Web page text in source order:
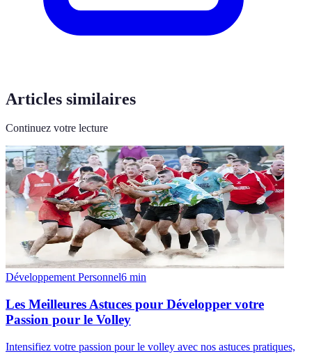
Articles similaires
Continuez votre lecture
Développement Personnel6 min
Les Meilleures Astuces pour Développer votre
Passion pour le Volley
Intensifiez votre passion pour le volley avec nos astuces pratiques,